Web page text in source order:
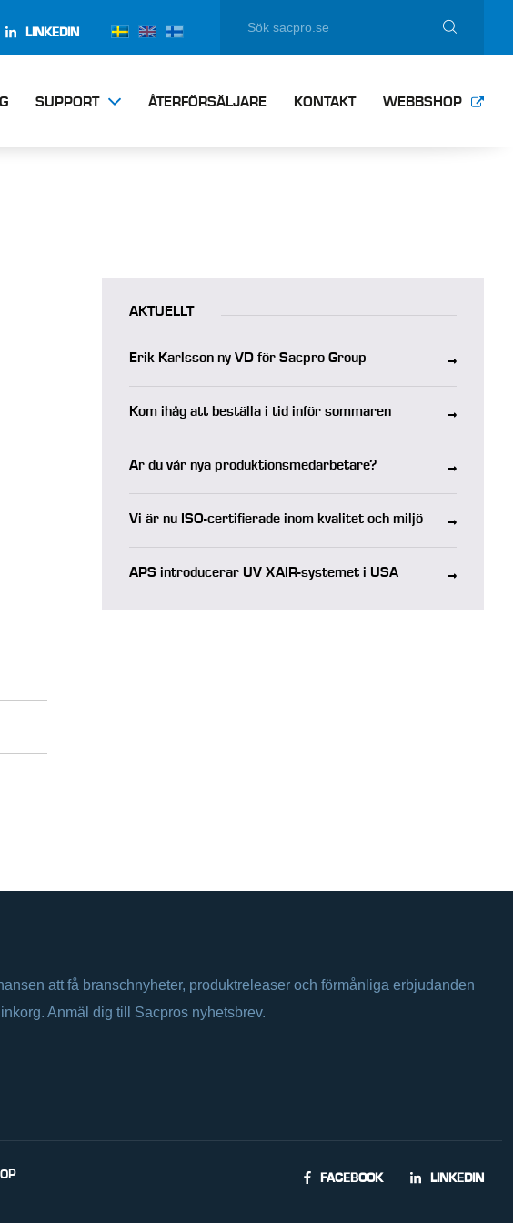
LINKEDIN
SUPPORT ÅTERFÖRSÄLJARE KONTAKT WEBBSHOP
AKTUELLT
Erik Karlsson ny VD för Sacpro Group
Kom ihåg att beställa i tid inför sommaren
Är du vår nya produktionsmedarbetare?
Vi är nu ISO-certifierade inom kvalitet och miljö
APS introducerar UV XAIR-systemet i USA
att få branschnyheter, produktreleaser och förmånliga erbjudanden
Anmäl dig till Sacpros nyhetsbrev.
FACEBOOK LINKEDIN